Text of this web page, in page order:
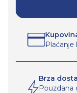
Plaćanje
Brza
Pouzdana